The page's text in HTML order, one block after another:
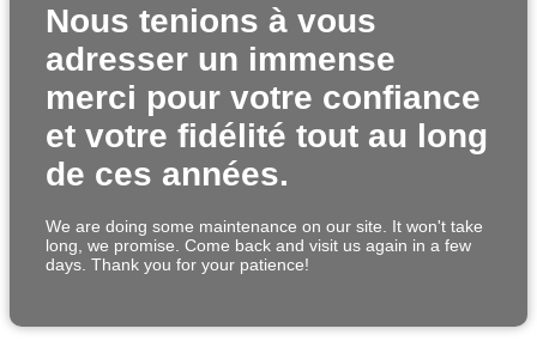
Nous tenions à vous
adresser un immense
merci pour votre confiance
et votre fidélité tout au long
de ces années.
We are doing some maintenance on our site. It won't take
long, we promise. Come back and visit us again in a few
days. Thank you for your patience!